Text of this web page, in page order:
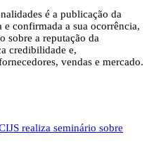
é a publicação da
confirmada a sua ocorrência,
sobre a reputação da
credibilidade e,
vendas e mercado.
realiza seminário sobre